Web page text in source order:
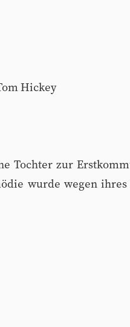
Hickey
Tochter zur
wurde wegen